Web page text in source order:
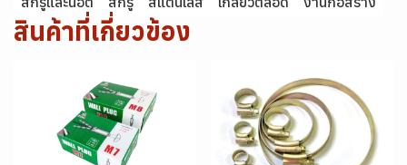
สินค้าที่เกี่ยวข้อง